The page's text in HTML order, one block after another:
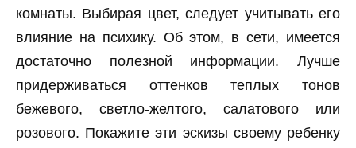
комнаты. Выбирая цвет, следует учитывать его
влияние на психику. Об этом, в сети, имеется
достаточно полезной информации. Лучше
придерживаться оттенков теплых тонов
бежевого, светло-желтого, салатового или
розового. Покажите эти эскизы своему ребенку